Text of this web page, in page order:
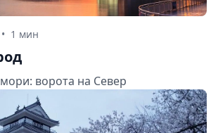
• 1 мин
ворота на Север